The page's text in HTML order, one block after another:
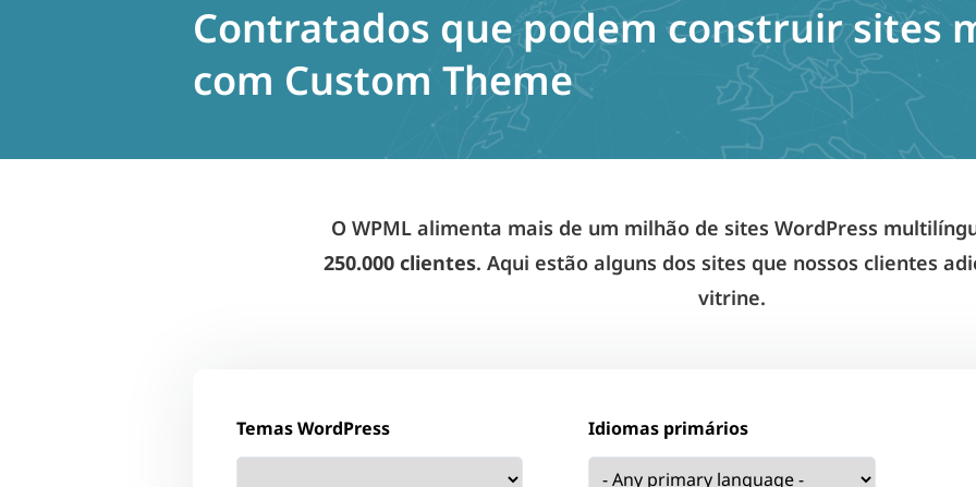
Contratados que podem construir sites
com Custom Theme
O WPML alimenta mais de um milhão de sites WordPress
250.000 clientes. Aqui estão alguns dos sites que nossos clientes
vitrine.
Temas WordPress Idiomas primários